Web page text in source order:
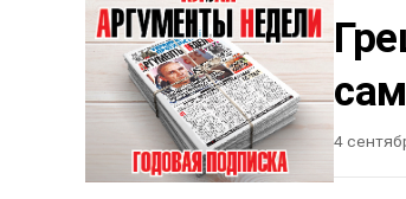
4